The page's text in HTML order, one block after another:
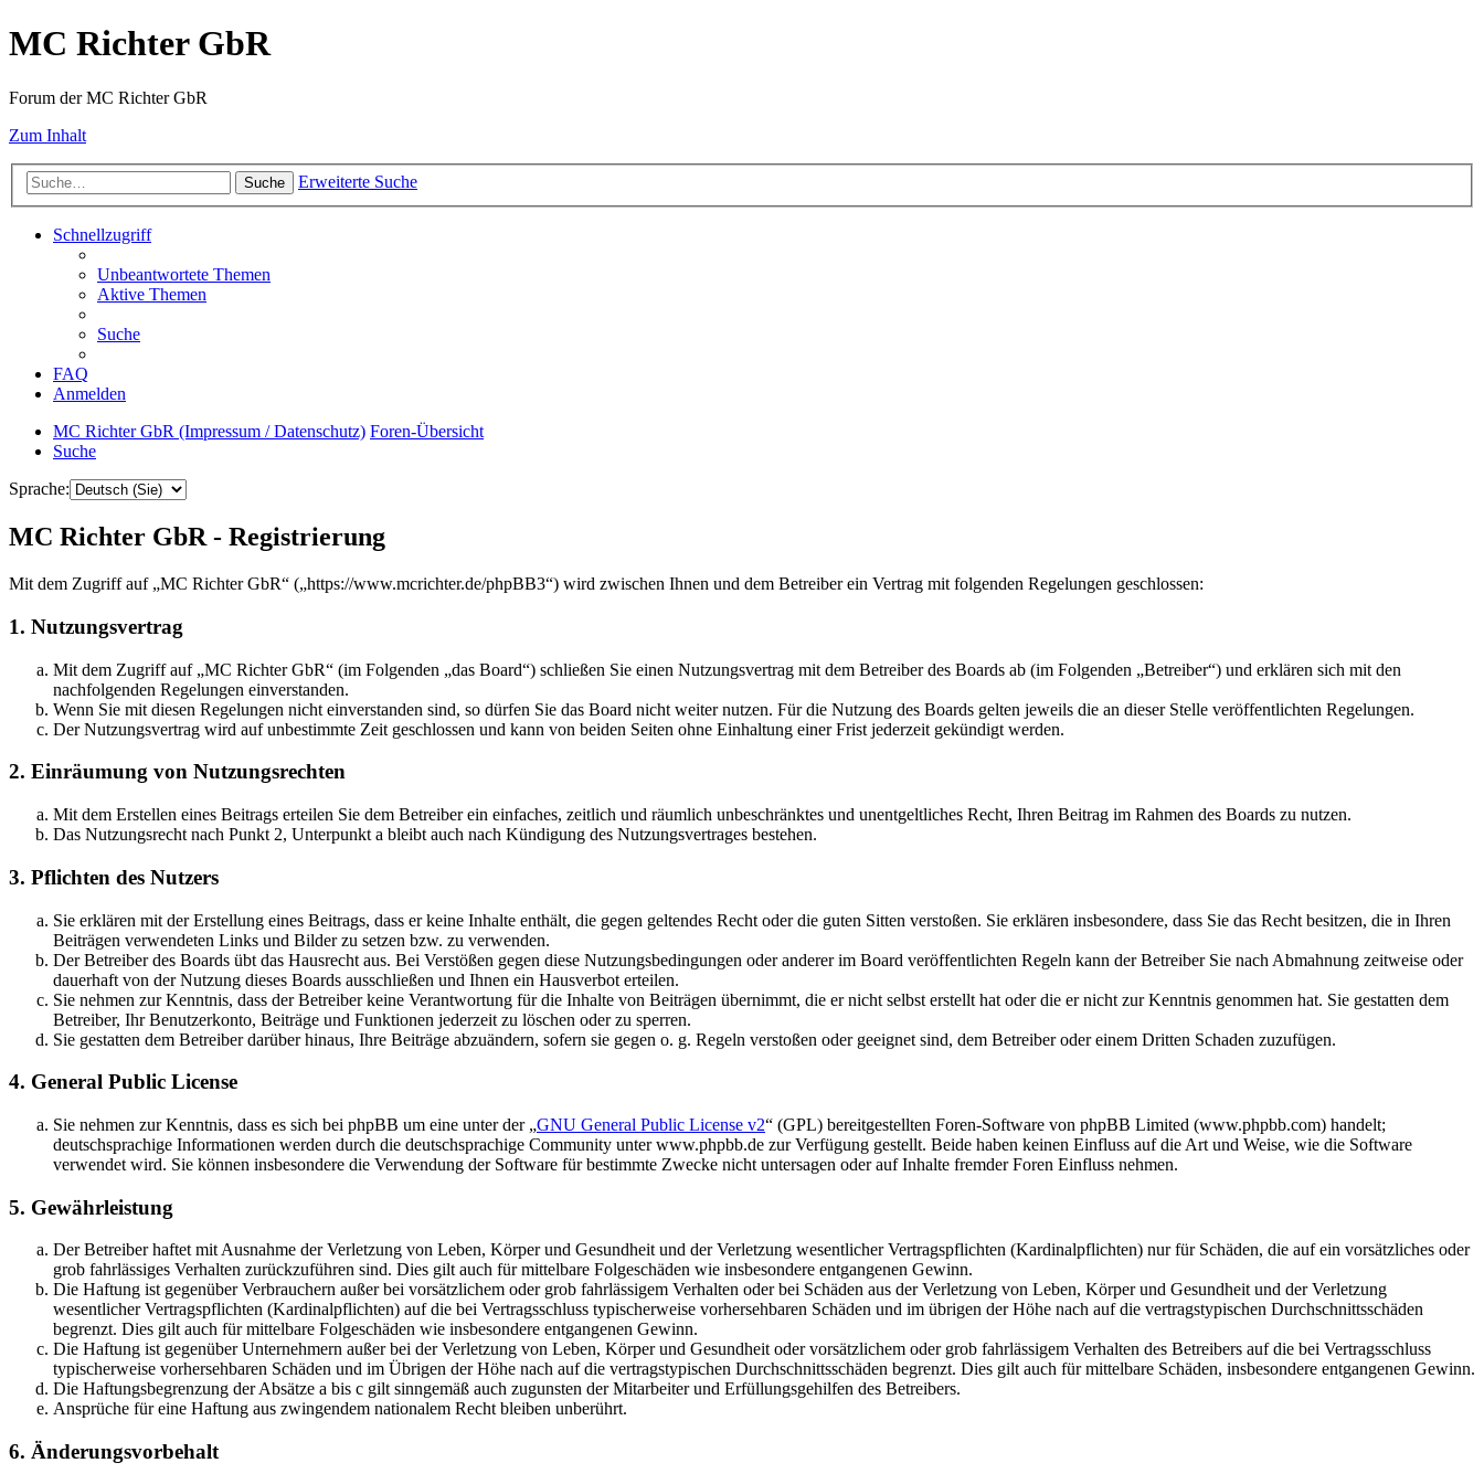
MC Richter GbR
Forum der MC Richter GbR
Zum Inhalt
Suche Erweiterte Suche
Schnellzugriff
Unbeantwortete Themen
Aktive Themen
Suche
FAQ
Anmelden
MC Richter GbR (Impressum / Datenschutz) Foren-Übersicht
Suche
Sprache:
MC Richter GbR - Registrierung
Mit dem Zugriff auf „MC Richter GbR“ („https://www.mcrichter.de/phpBB3“) wird zwischen Ihnen und dem Betreiber ein Vertrag mit folgenden Regelungen geschlossen:
1. Nutzungsvertrag
Mit dem Zugriff auf „MC Richter GbR“ (im Folgenden „das Board“) schließen Sie einen Nutzungsvertrag mit dem Betreiber des Boards ab (im Folgenden „Betreiber“) und erklären sich mit den
nachfolgenden Regelungen einverstanden.
Wenn Sie mit diesen Regelungen nicht einverstanden sind, so dürfen Sie das Board nicht weiter nutzen. Für die Nutzung des Boards gelten jeweils die an dieser Stelle veröffentlichten Regelungen.
Der Nutzungsvertrag wird auf unbestimmte Zeit geschlossen und kann von beiden Seiten ohne Einhaltung einer Frist jederzeit gekündigt werden.
2. Einräumung von Nutzungsrechten
Mit dem Erstellen eines Beitrags erteilen Sie dem Betreiber ein einfaches, zeitlich und räumlich unbeschränktes und unentgeltliches Recht, Ihren Beitrag im Rahmen des Boards zu nutzen.
Das Nutzungsrecht nach Punkt 2, Unterpunkt a bleibt auch nach Kündigung des Nutzungsvertrages bestehen.
3. Pflichten des Nutzers
Sie erklären mit der Erstellung eines Beitrags, dass er keine Inhalte enthält, die gegen geltendes Recht oder die guten Sitten verstoßen. Sie erklären insbesondere, dass Sie das Recht besitzen, die in Ihren
Beiträgen verwendeten Links und Bilder zu setzen bzw. zu verwenden.
Der Betreiber des Boards übt das Hausrecht aus. Bei Verstößen gegen diese Nutzungsbedingungen oder anderer im Board veröffentlichten Regeln kann der Betreiber Sie nach Abmahnung zeitweise oder
dauerhaft von der Nutzung dieses Boards ausschließen und Ihnen ein Hausverbot erteilen.
Sie nehmen zur Kenntnis, dass der Betreiber keine Verantwortung für die Inhalte von Beiträgen übernimmt, die er nicht selbst erstellt hat oder die er nicht zur Kenntnis genommen hat. Sie gestatten dem
Betreiber, Ihr Benutzerkonto, Beiträge und Funktionen jederzeit zu löschen oder zu sperren.
Sie gestatten dem Betreiber darüber hinaus, Ihre Beiträge abzuändern, sofern sie gegen o. g. Regeln verstoßen oder geeignet sind, dem Betreiber oder einem Dritten Schaden zuzufügen.
4. General Public License
Sie nehmen zur Kenntnis, dass es sich bei phpBB um eine unter der „GNU General Public License v2“ (GPL) bereitgestellten Foren-Software von phpBB Limited (www.phpbb.com) handelt;
deutschsprachige Informationen werden durch die deutschsprachige Community unter www.phpbb.de zur Verfügung gestellt. Beide haben keinen Einfluss auf die Art und Weise, wie die Software
verwendet wird. Sie können insbesondere die Verwendung der Software für bestimmte Zwecke nicht untersagen oder auf Inhalte fremder Foren Einfluss nehmen.
5. Gewährleistung
Der Betreiber haftet mit Ausnahme der Verletzung von Leben, Körper und Gesundheit und der Verletzung wesentlicher Vertragspflichten (Kardinalpflichten) nur für Schäden, die auf ein vorsätzliches oder
grob fahrlässiges Verhalten zurückzuführen sind. Dies gilt auch für mittelbare Folgeschäden wie insbesondere entgangenen Gewinn.
Die Haftung ist gegenüber Verbrauchern außer bei vorsätzlichem oder grob fahrlässigem Verhalten oder bei Schäden aus der Verletzung von Leben, Körper und Gesundheit und der Verletzung
wesentlicher Vertragspflichten (Kardinalpflichten) auf die bei Vertragsschluss typischerweise vorhersehbaren Schäden und im übrigen der Höhe nach auf die vertragstypischen Durchschnittsschäden
begrenzt. Dies gilt auch für mittelbare Folgeschäden wie insbesondere entgangenen Gewinn.
Die Haftung ist gegenüber Unternehmern außer bei der Verletzung von Leben, Körper und Gesundheit oder vorsätzlichem oder grob fahrlässigem Verhalten des Betreibers auf die bei Vertragsschluss
typischerweise vorhersehbaren Schäden und im Übrigen der Höhe nach auf die vertragstypischen Durchschnittsschäden begrenzt. Dies gilt auch für mittelbare Schäden, insbesondere entgangenen Gewinn.
Die Haftungsbegrenzung der Absätze a bis c gilt sinngemäß auch zugunsten der Mitarbeiter und Erfüllungsgehilfen des Betreibers.
Ansprüche für eine Haftung aus zwingendem nationalem Recht bleiben unberührt.
6. Änderungsvorbehalt